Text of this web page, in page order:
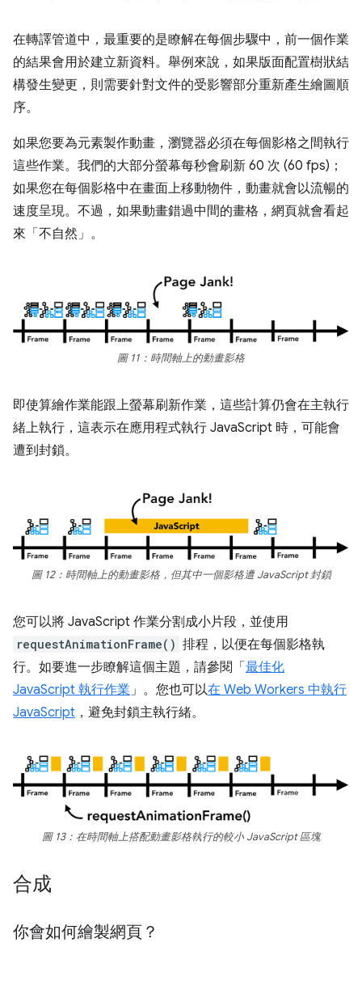
在轉譯管道中，最重要的是瞭解在每個步驟中，前一個作業
的結果會用於建立新資料。舉例來說，如果版面配置樹狀結
構發生變更，則需要針對文件的受影響部分重新產生繪圖順
序。
如果您要為元素製作動畫，瀏覽器必須在每個影格之間執行
這些作業。我們的大部分螢幕每秒會刷新 60 次 (60 fps)；
如果您在每個影格中在畫面上移動物件，動畫就會以流暢的
速度呈現。不過，如果動畫錯過中間的畫格，網頁就會看起
來「不自然」。
圖 11：時間軸上的動畫影格
即使算繪作業能跟上螢幕刷新作業，這些計算仍會在主執行
緒上執行，這表示在應用程式執行 JavaScript 時，可能會
遭到封鎖。
圖 12：時間軸上的動畫影格，但其中一個影格遭 JavaScript 封鎖
您可以將 JavaScript 作業分割成小片段，並使用
requestAnimationFrame() 排程，以便在每個影格執
行。如要進一步瞭解這個主題，請參閱「 最佳化
JavaScript 執行作業」。您也可以在 Web Workers 中執行
JavaScript ，避免封鎖主執行緒。
圖 13：在時間軸上搭配動畫影格執行的較小 JavaScript 區塊
合成
你會如何繪製網頁？